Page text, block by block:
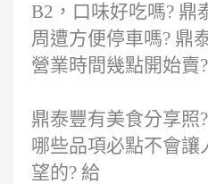
B2，口味好吃嗎? 鼎
周遭方便停車嗎? 鼎
營業時間幾點開始賣?
鼎泰豐有美食分享照
哪些品項必點不會讓
望的? 給